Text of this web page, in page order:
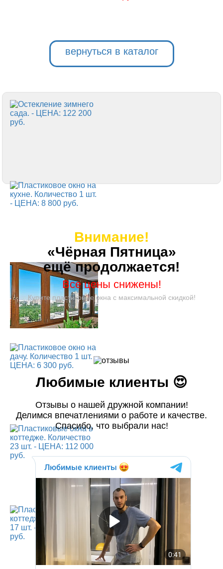
вернуться в каталог
Внимание!
«Чёрная Пятница»
ещё продолжается!
Все цены снижены!
Купите пластиковые окна с максимальной скидкой!
Любимые клиенты 😍
Отзывы о нашей дружной компании!
Делимся впечатлениями о работе и качестве.
Спасибо, что выбрали нас!